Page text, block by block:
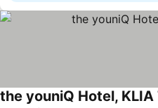
the youniQ Hotel, KLIA